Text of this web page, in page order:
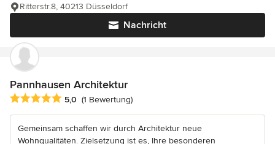
Nachricht
Ritterstr.8, 40213 Düsseldorf
Pannhausen Architektur
Durchschnittliche Bewertung: 5 von 5 Sternen
5,0 (1 Bewertung)
Gemeinsam schaffen wir durch Architektur neue
Wohnqualitäten. Zielsetzung ist es, Ihre besonderen